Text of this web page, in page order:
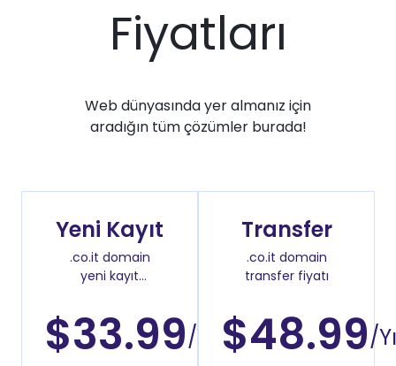
Fiyatları
Web dünyasında yer almanız için
aradığın tüm çözümler burada!
Yeni Kayıt
.co.it domain
yeni kayıt
$33.99/Yıl
Transfer
.co.it domain
transfer fiyatı
$48.99/